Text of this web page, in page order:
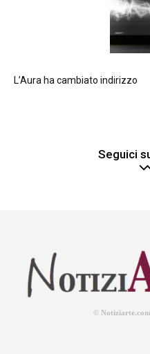
L’Aura ha cambiato indirizzo
Seguici
©